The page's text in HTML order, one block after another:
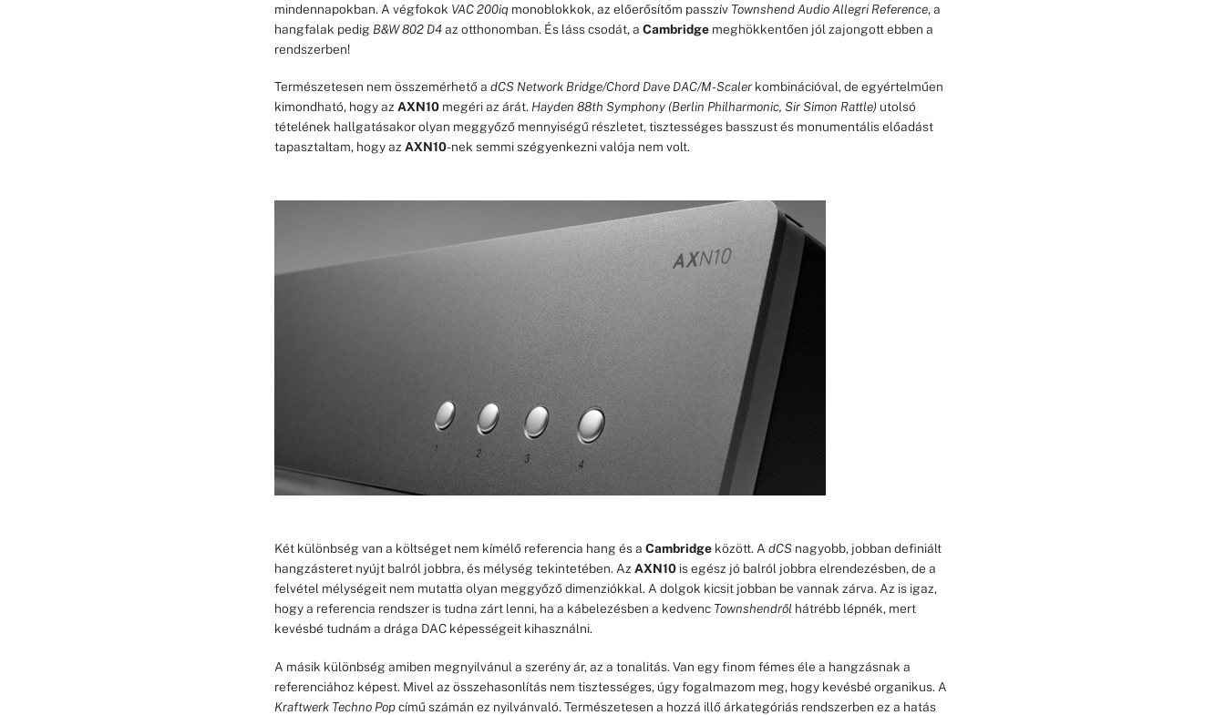
mindennapokban. A végfokok VAC 200iqmonoblokkok, az előerősítőm passzív Townshend Audio Allegri Reference, a
hangfalak pedig B&W 802 D4az otthonomban. És láss csodát, a Cambridgemeghökkentően jól zajongott ebben a
rendszerben!
Természetesen nem összemérhető a dCS Network Bridge/Chord Dave DAC/M-Scalerkombinációval, de egyértelműen
kimondható, hogy az AXN10megéri az árát. Hayden 88th Symphony (Berlin Philharmonic, Sir Simon Rattle) utolsó
tételének hallgatásakor olyan meggyőző mennyiségű részletet, tisztességes basszust és monumentális előadást
tapasztaltam, hogy az AXN10-nek semmi szégyenkezni valója nem volt.
Két különbség van a költséget nem kímélő referencia hang és a Cambridgeközött. A dCSnagyobb, jobban definiált
hangzásteret nyújt balról jobbra, és mélység tekintetében. Az AXN10is egész jó balról jobbra elrendezésben, de a
felvétel mélységeit nem mutatta olyan meggyőző dimenziókkal. A dolgok kicsit jobban be vannak zárva. Az is igaz,
hogy a referencia rendszer is tudna zárt lenni, ha a kábelezésben a kedvenc Townshendről hátrébb lépnék, mert
kevésbé tudnám a drága DAC képességeit kihasználni.
A másik különbség amiben megnyilvánul a szerény ár, az a tonalitás. Van egy finom fémes éle a hangzásnak a
referenciához képest. Mivel az összehasonlítás nem tisztességes, úgy fogalmazom meg, hogy kevésbé organikus. A
Kraftwerk Techno Popcímű számán ez nyilvánvaló. Természetesen a hozzá illő árkategóriás rendszerben ez a hatás